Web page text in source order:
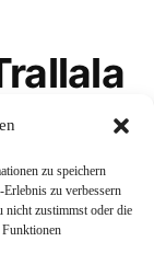
zu speichern
zu verbessern
nicht zustimmst oder die